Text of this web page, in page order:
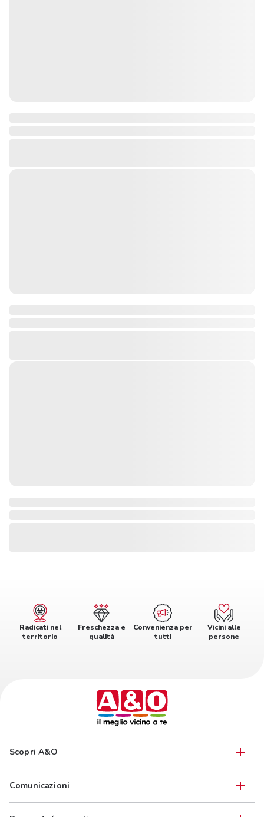
Radicati nel
territorio
Freschezza e
qualità
Convenienza per
tutti
Vicini alle
persone
Scopri A&O
Comunicazioni